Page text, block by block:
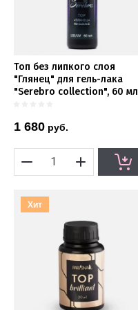
Топ без липкого слоя
"Глянец" для гель-лака
"Serebro collection", 60 мл
1 680 руб.
Хит